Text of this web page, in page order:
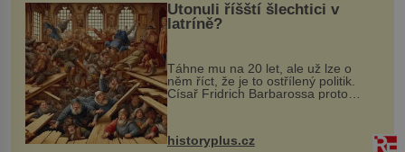
Utonuli říšští šlechtici v
latríně?
Táhne mu na 20 let, ale už lze o
něm říct, že je to ostřílený politik.
Císař Fridrich Barbarossa proto
posílá svého syna a dědice Jindřicha
VI. do Erfurtu, aby se stal
prostředníkem při řešení sporu m...
historyplus.cz